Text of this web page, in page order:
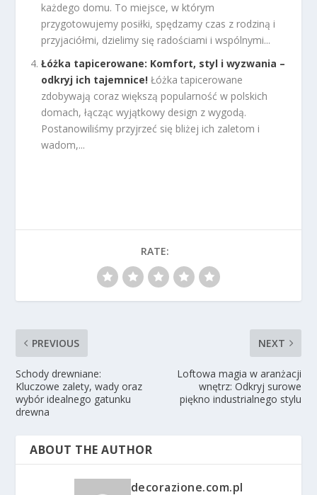
każdego domu. To miejsce, w którym
przygotowujemy posiłki, spędzamy czas z rodziną i
przyjaciółmi, dzielimy się radościami i wspólnymi...
Łóżka tapicerowane: Komfort, styl i wyzwania –
odkryj ich tajemnice! Łóżka tapicerowane
zdobywają coraz większą popularność w polskich
domach, łącząc wyjątkowy design z wygodą.
Postanowiliśmy przyjrzeć się bliżej ich zaletom i
wadom,...
RATE:
PREVIOUS
Schody drewniane:
Kluczowe zalety, wady oraz
wybór idealnego gatunku
drewna
NEXT
Loftowa magia w aranżacji
wnętrz: Odkryj surowe
piękno industrialnego stylu
ABOUT THE AUTHOR
decorazione.com.pl